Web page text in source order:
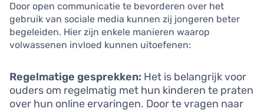
Door open communicatie te bevorderen over het
gebruik van sociale media kunnen zij jongeren beter
begeleiden. Hier zijn enkele manieren waarop
volwassenen invloed kunnen uitoefenen:
Regelmatige gesprekken: Het is belangrijk voor
ouders om regelmatig met hun kinderen te praten
over hun online ervaringen. Door te vragen naar